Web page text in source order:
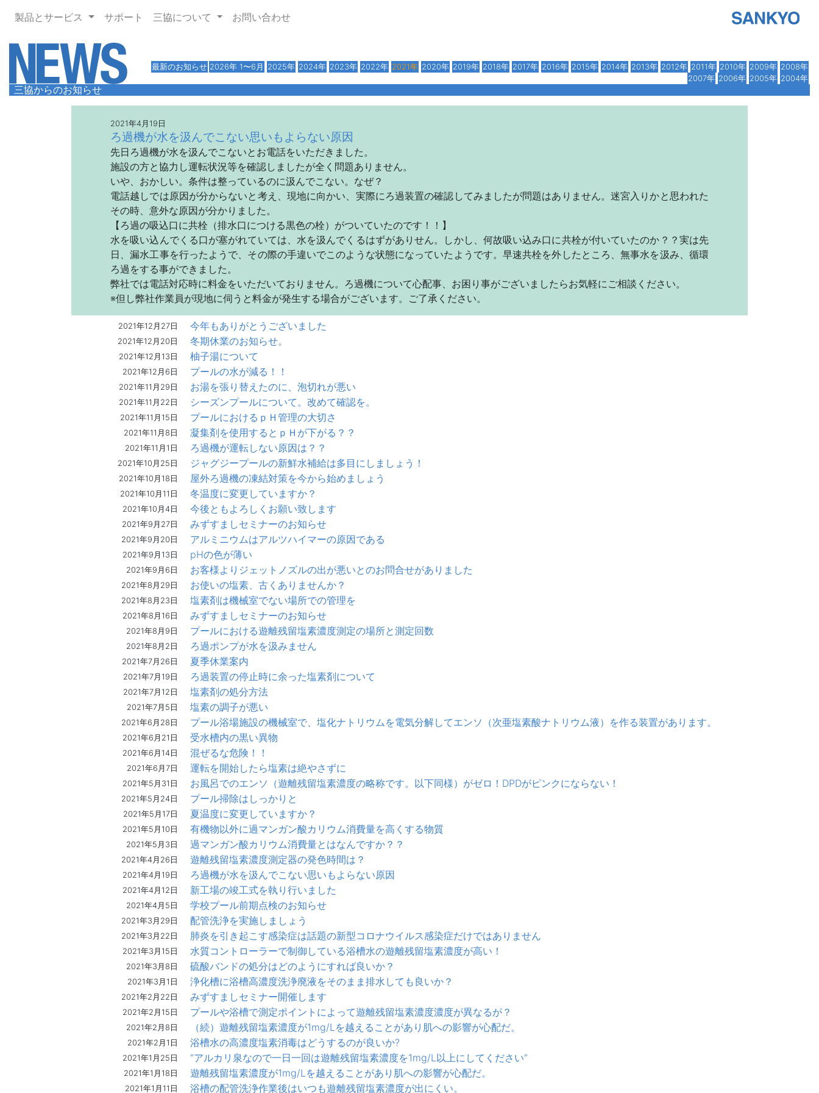
製品とサービス サポート 三協について お問い合わせ
最新のお知らせ 2026年 1〜6月 2025年 2024年 2023年 2022年 2021年 2020年 2019年 2018年 2017年 2016年 2015年 2014年 2013年 2012年 2011年 2010年 2009年 2008年
2007年 2006年 2005年 2004年
三協からのお知らせ
2021年4月19日
ろ過機が水を汲んでこない思いもよらない原因
先日ろ過機が水を汲んでこないとお電話をいただきました。
施設の方と協力し運転状況等を確認しましたが全く問題ありません。
いや、おかしい。条件は整っているのに汲んでこない。なぜ？
電話越しでは原因が分からないと考え、現地に向かい、実際にろ過装置の確認してみましたが問題はありません。迷宮入りかと思われた
その時、意外な原因が分かりました。
【ろ過の吸込口に共栓（排水口につける黒色の栓）がついていたのです！！】
水を吸い込んでくる口が塞がれていては、水を汲んでくるはずがありせん。しかし、何故吸い込み口に共栓が付いていたのか？？実は先
日、漏水工事を行ったようで、その際の手違いでこのような状態になっていたようです。早速共栓を外したところ、無事水を汲み、循環
ろ過をする事ができました。
弊社では電話対応時に料金をいただいておりません。ろ過機について心配事、お困り事がございましたらお気軽にご相談ください。
※但し弊社作業員が現地に伺うと料金が発生する場合がございます。ご了承ください。
2021年12月27日 今年もありがとうございました
2021年12月20日 冬期休業のお知らせ。
2021年12月13日 柚子湯について
2021年12月6日 プールの水が減る！！
2021年11月29日 お湯を張り替えたのに、泡切れが悪い
2021年11月22日 シーズンプールについて。改めて確認を。
2021年11月15日 プールにおけるｐＨ管理の大切さ
2021年11月8日 凝集剤を使用するとｐＨが下がる？？
2021年11月1日 ろ過機が運転しない原因は？？
2021年10月25日 ジャグジープールの新鮮水補給は多目にしましょう！
2021年10月18日 屋外ろ過機の凍結対策を今から始めましょう
2021年10月11日 冬温度に変更していますか？
2021年10月4日 今後ともよろしくお願い致します
2021年9月27日 みずすましセミナーのお知らせ
2021年9月20日 アルミニウムはアルツハイマーの原因である
2021年9月13日 pHの色が薄い
2021年9月6日 お客様よりジェットノズルの出が悪いとのお問合せがありました
2021年8月29日 お使いの塩素、古くありませんか？
2021年8月23日 塩素剤は機械室でない場所での管理を
2021年8月16日 みずすましセミナーのお知らせ
2021年8月9日 プールにおける遊離残留塩素濃度測定の場所と測定回数
2021年8月2日 ろ過ポンプが水を汲みません
2021年7月26日 夏季休業案内
2021年7月19日 ろ過装置の停止時に余った塩素剤について
2021年7月12日 塩素剤の処分方法
2021年7月5日 塩素の調子が悪い
2021年6月28日 プール浴場施設の機械室で、塩化ナトリウムを電気分解してエンソ（次亜塩素酸ナトリウム液）を作る装置があります。
2021年6月21日 受水槽内の黒い異物
2021年6月14日 混ぜるな危険！！
2021年6月7日 運転を開始したら塩素は絶やさずに
2021年5月31日 お風呂でのエンソ（遊離残留塩素濃度の略称です。以下同様）がゼロ！DPDがピンクにならない！
2021年5月24日 プール掃除はしっかりと
2021年5月17日 夏温度に変更していますか？
2021年5月10日 有機物以外に過マンガン酸カリウム消費量を高くする物質
2021年5月3日 過マンガン酸カリウム消費量とはなんですか？？
2021年4月26日 遊離残留塩素濃度測定器の発色時間は？
2021年4月19日 ろ過機が水を汲んでこない思いもよらない原因
2021年4月12日 新工場の竣工式を執り行いました
2021年4月5日 学校プール前期点検のお知らせ
2021年3月29日 配管洗浄を実施しましょう
2021年3月22日 肺炎を引き起こす感染症は話題の新型コロナウイルス感染症だけではありません
2021年3月15日 水質コントローラーで制御している浴槽水の遊離残留塩素濃度が高い！
2021年3月8日 硫酸バンドの処分はどのようにすれば良いか？
2021年3月1日 浄化槽に浴槽高濃度洗浄廃液をそのまま排水しても良いか？
2021年2月22日 みずすましセミナー開催します
2021年2月15日 プールや浴槽で測定ポイントによって遊離残留塩素濃度濃度が異なるが？
2021年2月8日 （続）遊離残留塩素濃度が1mg/Lを越えることがあり肌への影響が心配だ。
2021年2月1日 浴槽水の高濃度塩素消毒はどうするのが良いか?
2021年1月25日 “アルカリ泉なので一日一回は遊離残留塩素濃度を1mg/L以上にしてください“
2021年1月18日 遊離残留塩素濃度が1mg/Lを越えることがあり肌への影響が心配だ。
2021年1月11日 浴槽の配管洗浄作業後はいつも遊離残留塩素濃度が出にくい。